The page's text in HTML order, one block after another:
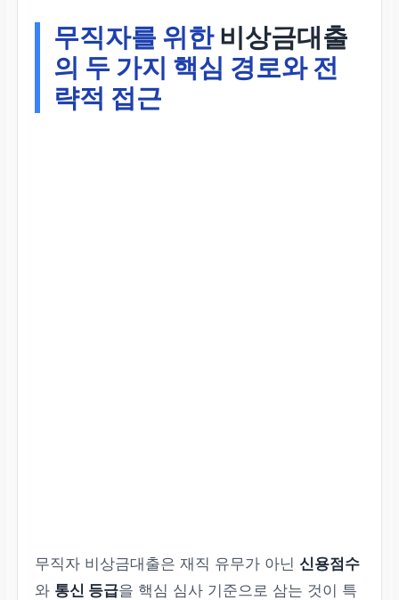
무직자를 위한 비상금대출
의 두 가지 핵심 경로와 전
략적 접근
무직자 비상금대출은 재직 유무가 아닌신용점수
와 통신 등급을 핵심 심사 기준으로 삼는 것이 특